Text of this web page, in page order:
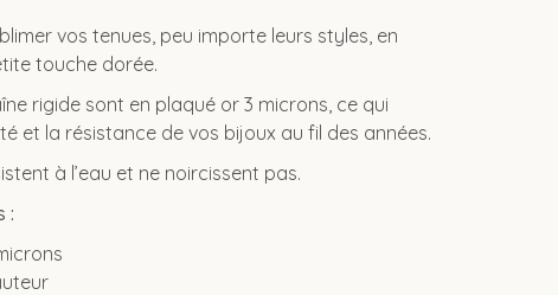
vos tenues, peu importe leurs styles, en
touche dorée.
rigide sont en plaqué or 3 microns, ce qui
et la résistance de vos bijoux au fil des années.
à l’eau et ne noircissent pas.
: